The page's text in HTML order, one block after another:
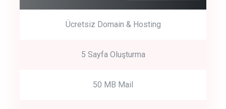
Ücretsiz Domain & Hosting
5 Sayfa Oluşturma
50 MB Mail